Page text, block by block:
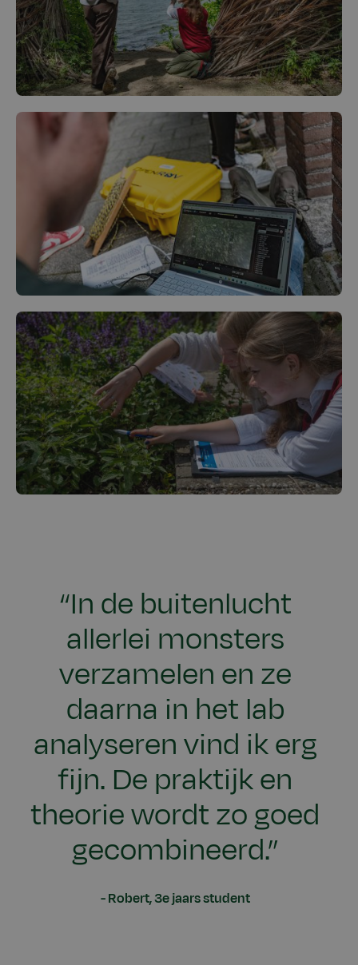
“In de buitenlucht
allerlei monsters
verzamelen en ze
daarna in het lab
analyseren vind ik erg
fijn. De praktijk en
theorie wordt zo goed
gecombineerd.”
Robert, 3e jaars student